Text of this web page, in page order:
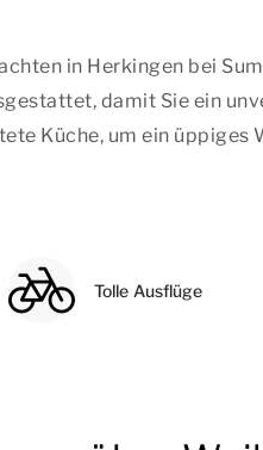
in Herkingen bei
damit Sie ein
Küche, um ein
Tolle Ausflüge